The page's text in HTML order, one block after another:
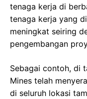
tenaga kerja di
tenaga kerja yang
meningkat seiring
pengembangan
Sebagai contoh, di
Mines telah
di seluruh lokasi